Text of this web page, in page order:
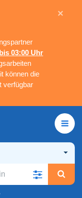
03:00 Uhr
können die
verfügbar
×